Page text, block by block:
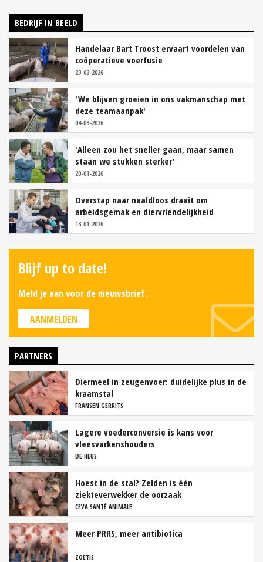
BEDRIJF IN BEELD
Handelaar Bart Troost ervaart voordelen van
coöperatieve voerfusie
23-03-2026
'We blijven groeien in ons vakmanschap met
deze teamaanpak'
04-03-2026
'Alleen zou het sneller gaan, maar samen
staan we stukken sterker'
20-01-2026
Overstap naar naaldloos draait om
arbeidsgemak en diervriendelijkheid
13-01-2026
Blijf up to date!
Meld je aan voor de nieuwsbrief.
AANMELDEN
PARTNERS
Diermeel in zeugenvoer: duidelijke plus in de
kraamstal
FRANSEN GERRITS
Lagere voederconversie is kans voor
vleesvarkenshouders
DE HEUS
Hoest in de stal? Zelden is één
ziekteverwekker de oorzaak
CEVA SANTÉ ANIMALE
Meer PRRS, meer antibiotica
ZOETIS